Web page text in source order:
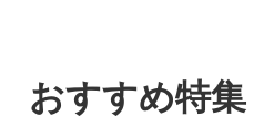
おすすめ特集